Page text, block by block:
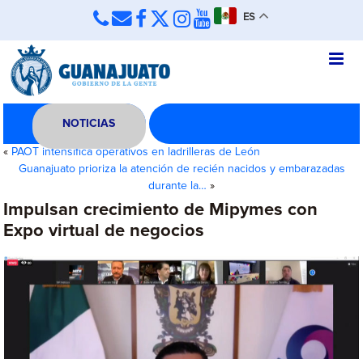
ES
NOTICIAS
« PAOT intensifica operativos en ladrilleras de León
Guanajuato prioriza la atención de recién nacidos y embarazadas
durante la… »
Impulsan crecimiento de Mipymes con
Expo virtual de negocios